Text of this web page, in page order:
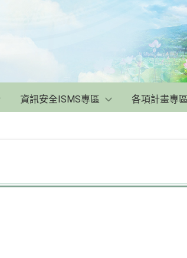
資訊安全ISMS專區 各項計畫專區